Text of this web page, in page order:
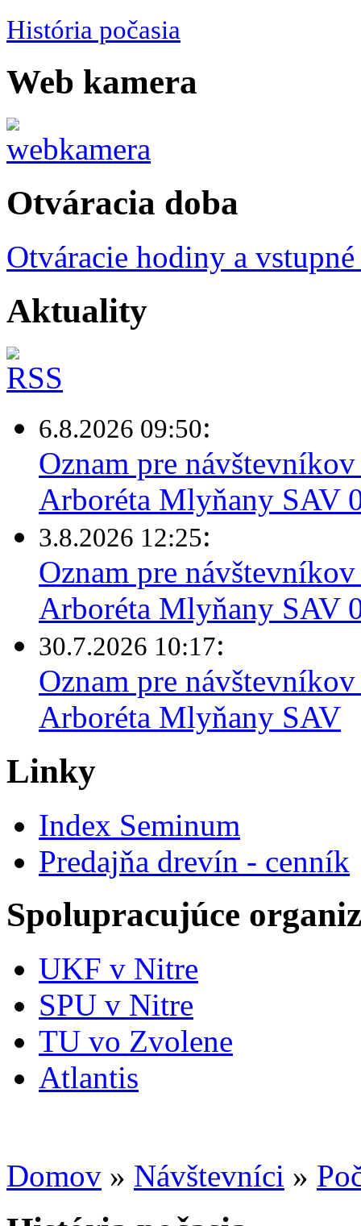
História počasia
Web kamera
Otváracia doba
Otváracie hodiny a
Aktuality
6.8.2026 09:50:
Oznam pre
Arboréta Mlyňany SAV
3.8.2026 12:25:
Oznam pre
Arboréta Mlyňany SAV
30.7.2026 10:17:
Oznam pre
Arboréta Mlyňany SAV
Linky
Index Seminum
Predajňa drevín - cenník
Spolupracujúce
UKF v Nitre
SPU v Nitre
TU vo Zvolene
Atlantis
Domov » Návštevníci »